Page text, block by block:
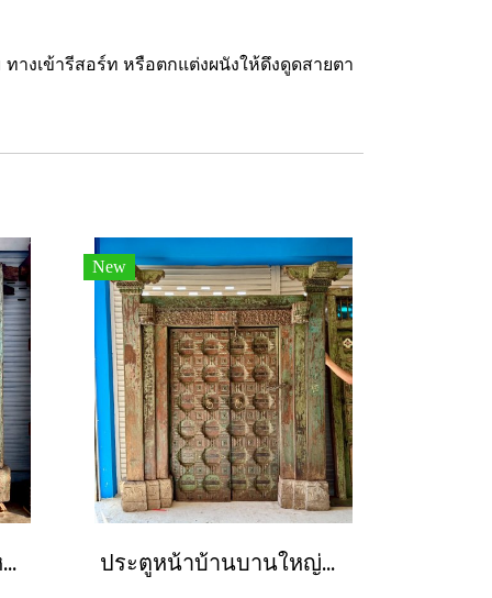
างเข้ารีสอร์ท หรือตกแต่งผนังให้ดึงดูดสายตา
ประตูรั้วทางเข้าบานใหญ่สีเขียวอ่อนขัดถลอกเก่าน็อคดาวน์
New
ประตูหน้าบ้านบานใหญ่สีเขียววินเทจหัวเสาสูง